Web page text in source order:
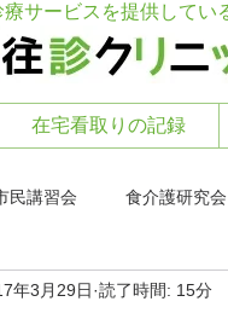
サービスを提供して
在宅看取りの記録
民講習会 食介護研究会
年3月29日 読了時間: 15分